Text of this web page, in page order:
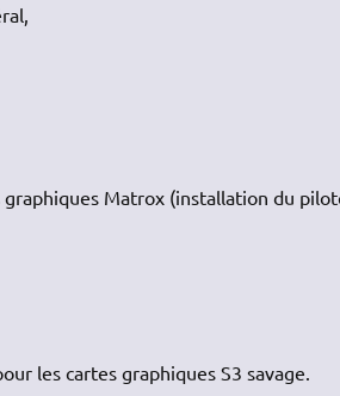
Matrox (installation du
les cartes graphiques S3 savage.